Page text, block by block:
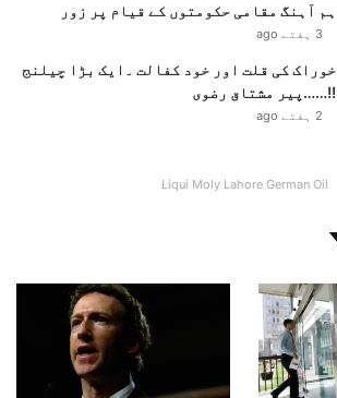
ہم آہنگ مقامی حکومتوں کے قیام پر زور
3 ہفتے ago
خوراک کی قلت اور خود کفالت ۔ایک بڑا چیلنج
!!……پیر مشتاق رضوی
2 ہفتے ago
Liqui Moly Lahore German Oil